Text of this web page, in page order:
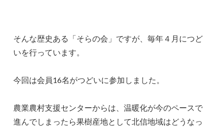
そんな歴史ある「そらの会」ですが、毎年４月につど
いを行っています。
今回は会員16名がつどいに参加しました。
農業農村支援センターからは、温暖化が今のペースで
進んでしまったら果樹産地として北信地域はどうなっ